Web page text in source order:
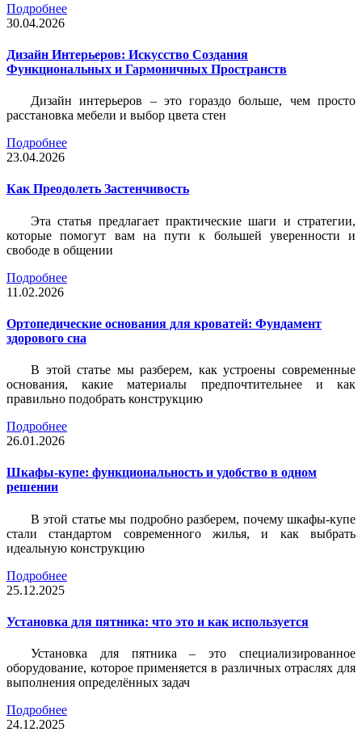
Подробнее
30.04.2026
Дизайн Интерьеров: Искусство Создания
Функциональных и Гармоничных Пространств
Дизайн интерьеров – это гораздо больше, чем просто
расстановка мебели и выбор цвета стен
Подробнее
23.04.2026
Как Преодолеть Застенчивость
Эта статья предлагает практические шаги и стратегии,
которые помогут вам на пути к большей уверенности и
свободе в общении
Подробнее
11.02.2026
Ортопедические основания для кроватей: Фундамент
здорового сна
В этой статье мы разберем, как устроены современные
основания, какие материалы предпочтительнее и как
правильно подобрать конструкцию
Подробнее
26.01.2026
Шкафы-купе: функциональность и удобство в одном
решении
В этой статье мы подробно разберем, почему шкафы-купе
стали стандартом современного жилья, и как выбрать
идеальную конструкцию
Подробнее
25.12.2025
Установка для пятника: что это и как используется
Установка для пятника – это специализированное
оборудование, которое применяется в различных отраслях для
выполнения определённых задач
Подробнее
24.12.2025